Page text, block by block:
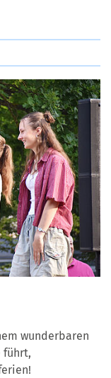
wunderbaren
führt,